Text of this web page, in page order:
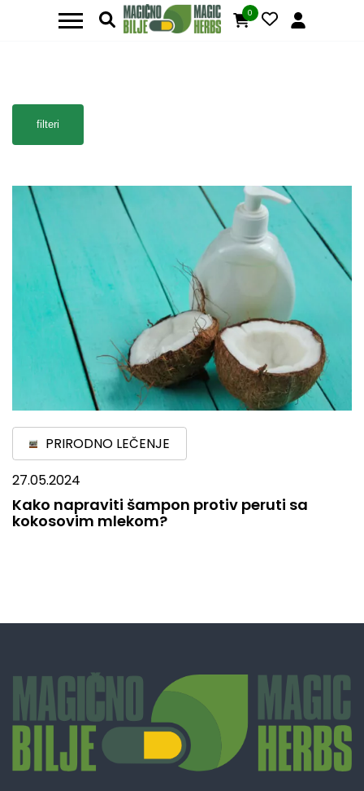
0
filteri
PRIRODNO LEČENJE
27.05.2024
Kako napraviti šampon protiv peruti sa
kokosovim mlekom?